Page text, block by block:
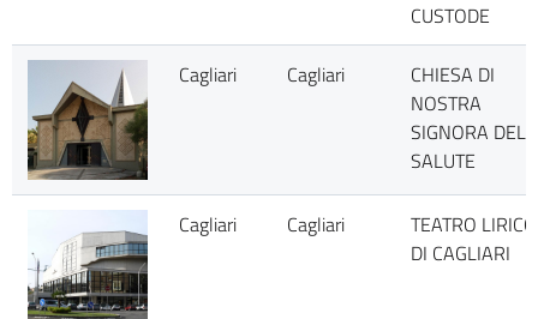
CUSTODE
Cagliari Cagliari
CHIESA DI
NOSTRA
SIGNORA
SALUTE
Cagliari Cagliari
TEATRO LIRICO
DI CAGLIARI